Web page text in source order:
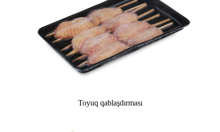
Toyuq qablaşdırması